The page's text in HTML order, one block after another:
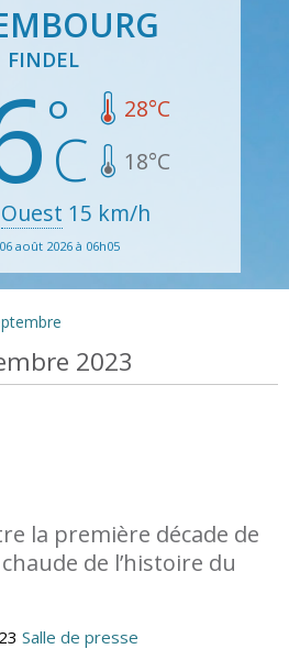
FINDEL
28°C
18°C
Ouest 15 km/h
août 2026 à 06h05
2023
la première décade de
de l’histoire du
Salle de presse